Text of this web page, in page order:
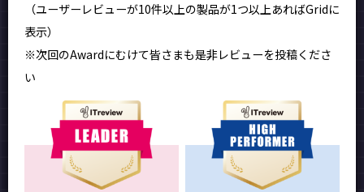
（ユーザーレビューが10件以上の製品が1つ以上あればGridに
表示）
※次回のAwardにむけて皆さまも是非レビューを投稿くださ
い